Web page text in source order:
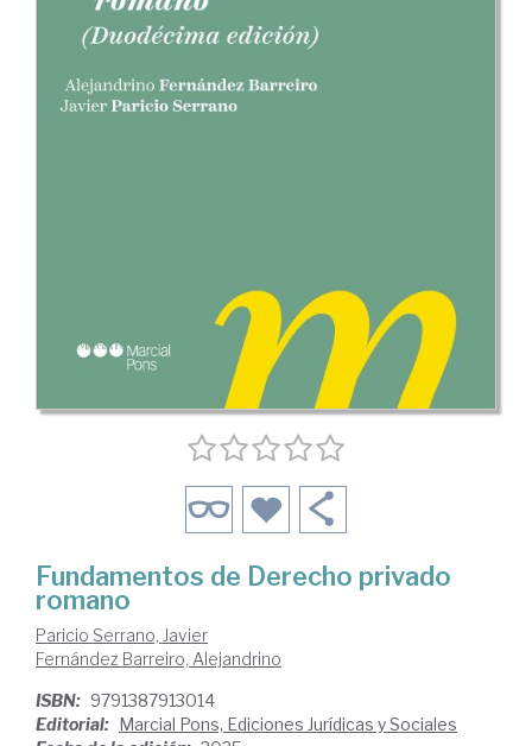
Fundamentos de Derecho privado
romano
Paricio Serrano, Javier
Fernández Barreiro, Alejandrino
ISBN: 9791387913014
Editorial: Marcial Pons, Ediciones Jurídicas y Sociales